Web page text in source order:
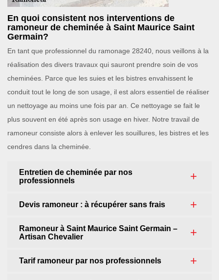
En quoi consistent nos interventions de
ramoneur de cheminée à Saint Maurice Saint
Germain?
En tant que professionnel du ramonage 28240, nous veillons à la
réalisation des divers travaux qui sauront prendre soin de vos
cheminées. Parce que les suies et les bistres envahissent le
conduit tout le long de son usage, il est alors essentiel de réaliser
un nettoyage au moins une fois par an. Ce nettoyage se fait le
plus souvent en été après son usage en hiver. Notre travail de
ramoneur consiste alors à enlever les souillures, les bistres et les
cendres dans la cheminée.
Entretien de cheminée par nos
professionnels
Devis ramoneur : à récupérer sans frais
Ramoneur à Saint Maurice Saint Germain –
Artisan Chevalier
Tarif ramoneur par nos professionnels